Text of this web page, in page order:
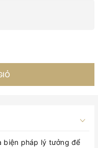
biện pháp lý tưởng để